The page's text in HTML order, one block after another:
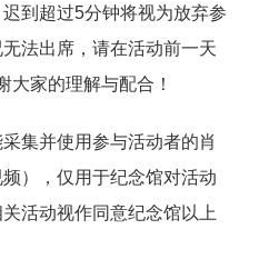
到超过5分钟将视为放弃参
法出席，请在活动前一天
大家的理解与配合！
集并使用参与活动者的肖
），仅用于纪念馆对活动
活动视作同意纪念馆以上